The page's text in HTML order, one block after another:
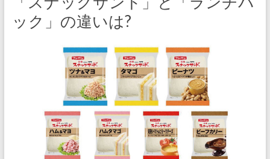
ック」の違いは?